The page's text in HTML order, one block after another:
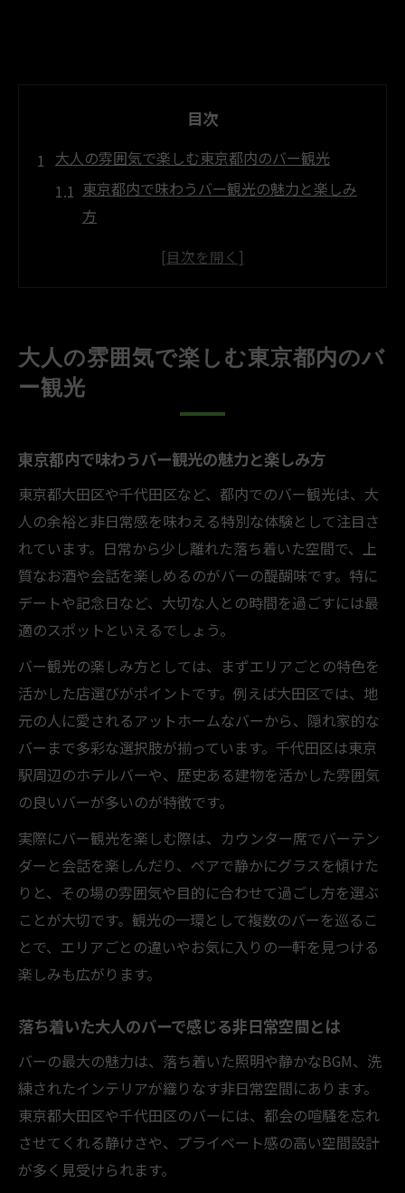
目次
大人の雰囲気で楽しむ東京都内のバー観光
東京都内で味わうバー観光の魅力と楽しみ
方
落ち着いた大人のバーで感じる非日常空間
演出
東京都内バーの雰囲気を引き立てるポイン
千代田区や大田区で叶える特別なデートの秘訣
バー選びが千代田区や大田区デートを特別
に変える理由
カップルで楽しむバーのデート活用術とは
大人デートを彩るバーの過ごし方とポイン
ト
千代田区と大田区の隠れ家バーで親密な時
間を
特別なデートを実現するバーの選び方を解
説
バー利用時に知りたい大人のマナーポイント集
バーで守るべき大人のマナーポイントを徹
底解説
スマートに過ごすためのバー利用マナーと
は
失敗しないバーの暗黙ルールと好印象のコ
ツ
大人デートで押さえたいバーの基本マナー
集
点
ふたりの距離縮めるバーでの過ごし方とは
バーでふたりの距離を縮める過ごし方の工
夫
カップル席で楽しむ親密なバー体験の秘訣
大人の雰囲気で楽しむ東京都内のバ
ー観光
東京都内で味わうバー観光の魅力と楽しみ方
東京都大田区や千代田区など、都内でのバー観光は、大
人の余裕と非日常感を味わえる特別な体験として注目さ
れています。日常から少し離れた落ち着いた空間で、上
質なお酒や会話を楽しめるのがバーの醍醐味です。特に
デートや記念日など、大切な人との時間を過ごすには最
適のスポットといえるでしょう。
バー観光の楽しみ方としては、まずエリアごとの特色を
活かした店選びがポイントです。例えば大田区では、地
元の人に愛されるアットホームなバーから、隠れ家的な
バーまで多彩な選択肢が揃っています。千代田区は東京
駅周辺のホテルバーや、歴史ある建物を活かした雰囲気
の良いバーが多いのが特徴です。
実際にバー観光を楽しむ際は、カウンター席でバーテン
ダーと会話を楽しんだり、ペアで静かにグラスを傾けた
りと、その場の雰囲気や目的に合わせて過ごし方を選ぶ
ことが大切です。観光の一環として複数のバーを巡るこ
とで、エリアごとの違いやお気に入りの一軒を見つける
楽しみも広がります。
落ち着いた大人のバーで感じる非日常空間とは
バーの最大の魅力は、落ち着いた照明や静かなBGM、洗
練されたインテリアが織りなす非日常空間にあります。
東京都大田区や千代田区のバーには、都会の喧騒を忘れ
させてくれる静けさや、プライベート感の高い空間設計
が多く見受けられます。